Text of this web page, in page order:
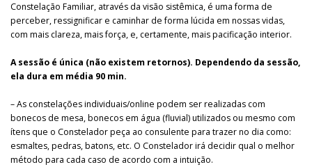
Constelação Familiar, através da visão sistêmica, é uma forma de
perceber, ressignificar e caminhar de forma lúcida em nossas vidas,
com mais clareza, mais força, e, certamente, mais pacificação interior.
A sessão é única (não existem retornos). Dependendo da sessão,
ela dura em média 90 min.
– As constelações individuais/online podem ser realizadas com
bonecos de mesa, bonecos em água (fluvial) utilizados ou mesmo com
ítens que o Constelador peça ao consulente para trazer no dia como:
esmaltes, pedras, batons, etc. O Constelador irá decidir qual o melhor
método para cada caso de acordo com a intuição.